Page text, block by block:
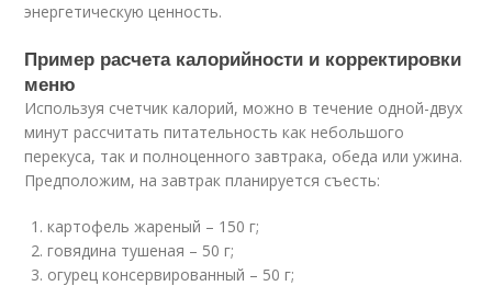
энергетическую ценность.
Пример расчета калорийности и корректировки
меню
Используя счетчик калорий, можно в течение одной-двух
минут рассчитать питательность как небольшого
перекуса, так и полноценного завтрака, обеда или ужина.
Предположим, на завтрак планируется съесть:
картофель жареный – 150 г;
говядина тушеная – 50 г;
огурец консервированный – 50 г;